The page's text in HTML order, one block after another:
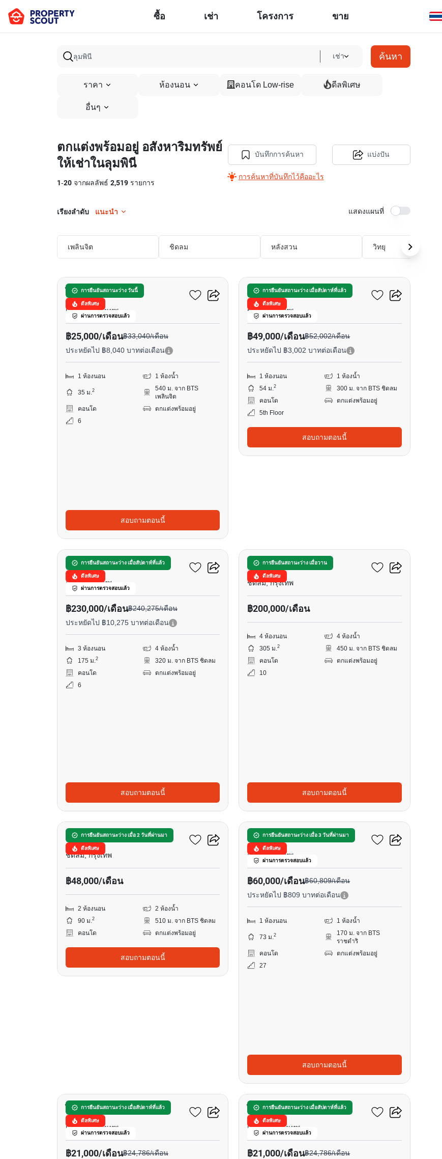
ซื้อ เช่า โครงการ ขาย
เช่า ค้นหา
ราคา ห้องนอน คอนโด Low-rise ดีลพิเศษ
อื่นๆ
ตกแต่งพร้อมอยู่ อสังหาริมทรัพย์
ให้เช่าในลุมพินี
1-20 จากผลลัพธ์ 2,519 รายการ
บันทึกการค้นหา
การค้นหาที่บันทึกไว้คืออะไร
แบ่งปัน
เรียงลำดับ แนะนำ แสดงแผนที่
เพลินจิต ชิดลม หลังสวน วิทยุ
การยืนยันสถานะว่าง วันนี้
ดีลพิเศษ
ผ่านการตรวจสอบแล้ว
7
ไลฟ์ วัน ไวร์เลส
เพลินจิต, กรุงเทพ
฿25,000/เดือน฿33,040/เดือน
ประหยัดไป ฿8,040 บาทต่อเดือน
1 ห้องนอน 1 ห้องน้ำ
35 ม.2
540 ม. จาก BTS
เพลินจิต
คอนโด
ตกแต่งพร้อมอยู่
6
สอบถามตอนนี้
การยืนยันสถานะว่าง เมื่อสัปดาห์ที่แล้ว
ดีลพิเศษ
ผ่านการตรวจสอบแล้ว
6
28 ชิดลม
ชิดลม, กรุงเทพ
฿49,000/เดือน฿52,002/เดือน
ประหยัดไป ฿3,002 บาทต่อเดือน
1 ห้องนอน
1 ห้องน้ำ
54 ม.2
300 ม. จาก BTS ชิดลม
คอนโด
ตกแต่งพร้อมอยู่
5th Floor
สอบถามตอนนี้
การยืนยันสถานะว่าง เมื่อสัปดาห์ที่แล้ว
ดีลพิเศษ
ผ่านการตรวจสอบแล้ว
19
ต้นสน วัน เรสซิเดนซ์
ลุมพินี, กรุงเทพ
฿230,000/เดือน฿240,275/เดือน
ประหยัดไป ฿10,275 บาทต่อเดือน
3 ห้องนอน
4 ห้องน้ำ
175 ม.2
320 ม. จาก BTS ชิดลม
คอนโด
ตกแต่งพร้อมอยู่
6
สอบถามตอนนี้
การยืนยันสถานะว่าง เมื่อวาน
ดีลพิเศษ
เดอะ พาร์ค ชิดลม
ชิดลม, กรุงเทพ
฿200,000/เดือน
4 ห้องนอน
4 ห้องน้ำ
305 ม.2
450 ม. จาก BTS ชิดลม
คอนโด
ตกแต่งพร้อมอยู่
10
สอบถามตอนนี้
การยืนยันสถานะว่าง เมื่อ 2 วันที่ผ่านมา
ดีลพิเศษ
10
ดิ แอดเดรส ชิดลม
ชิดลม, กรุงเทพ
฿48,000/เดือน
2 ห้องนอน
2 ห้องน้ำ
90 ม.2
510 ม. จาก BTS ชิดลม
คอนโด
ตกแต่งพร้อมอยู่
สอบถามตอนนี้
การยืนยันสถานะว่าง เมื่อ 3 วันที่ผ่านมา
ดีลพิเศษ
ผ่านการตรวจสอบแล้ว
6
โรงแรม หรรษา
ลุมพินี, กรุงเทพ
฿60,000/เดือน฿60,809/เดือน
ประหยัดไป ฿809 บาทต่อเดือน
1 ห้องนอน 1 ห้องน้ำ
73 ม.2
170 ม. จาก BTS
ราชดำริ
คอนโด
ตกแต่งพร้อมอยู่
27
สอบถามตอนนี้
การยืนยันสถานะว่าง เมื่อสัปดาห์ที่แล้ว
ดีลพิเศษ
ผ่านการตรวจสอบแล้ว
ไลฟ์ วัน ไวร์เลส
เพลินจิต, กรุงเทพ
฿21,000/เดือน฿24,786/เดือน
การยืนยันสถานะว่าง เมื่อสัปดาห์ที่แล้ว
ดีลพิเศษ
ผ่านการตรวจสอบแล้ว
12
ไลฟ์ วัน ไวร์เลส
เพลินจิต, กรุงเทพ
฿21,000/เดือน฿24,786/เดือน